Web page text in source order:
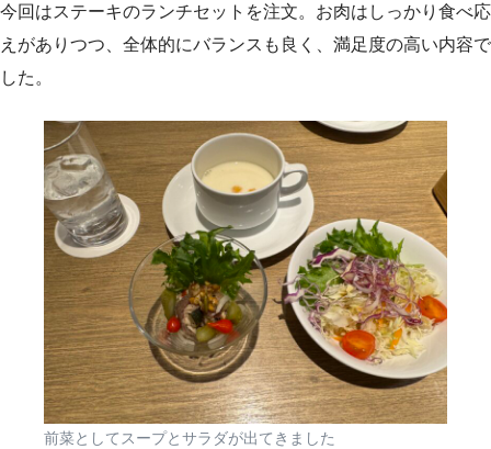
今回はステーキのランチセットを注文。お肉はしっかり食べ応
えがありつつ、全体的にバランスも良く、満足度の高い内容で
した。
前菜としてスープとサラダが出てきました